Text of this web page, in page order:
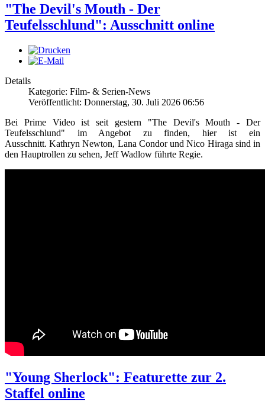
"The Devil's Mouth - Der
Teufelsschlund": Ausschnitt online
Details
Kategorie: Film- & Serien-News
Veröffentlicht: Donnerstag, 30. Juli 2026 06:56
Bei Prime Video ist seit gestern "The Devil's Mouth - Der
Teufelsschlund" im Angebot zu finden, hier ist ein
Ausschnitt. Kathryn Newton, Lana Condor und Nico Hiraga sind in
den Hauptrollen zu sehen, Jeff Wadlow führte Regie.
"Young Sherlock": Featurette zur 2.
Staffel online